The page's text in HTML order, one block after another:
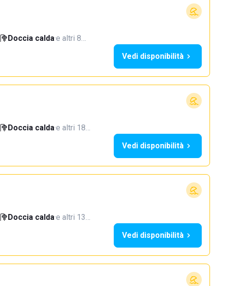
Doccia calda·e altri 8…
Vedi disponibilità
Doccia calda·e altri 18…
Vedi disponibilità
Doccia calda·e altri 13…
Vedi disponibilità